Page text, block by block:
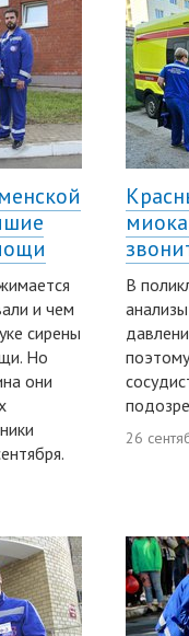
и чем
сирены
Но
они
В
26